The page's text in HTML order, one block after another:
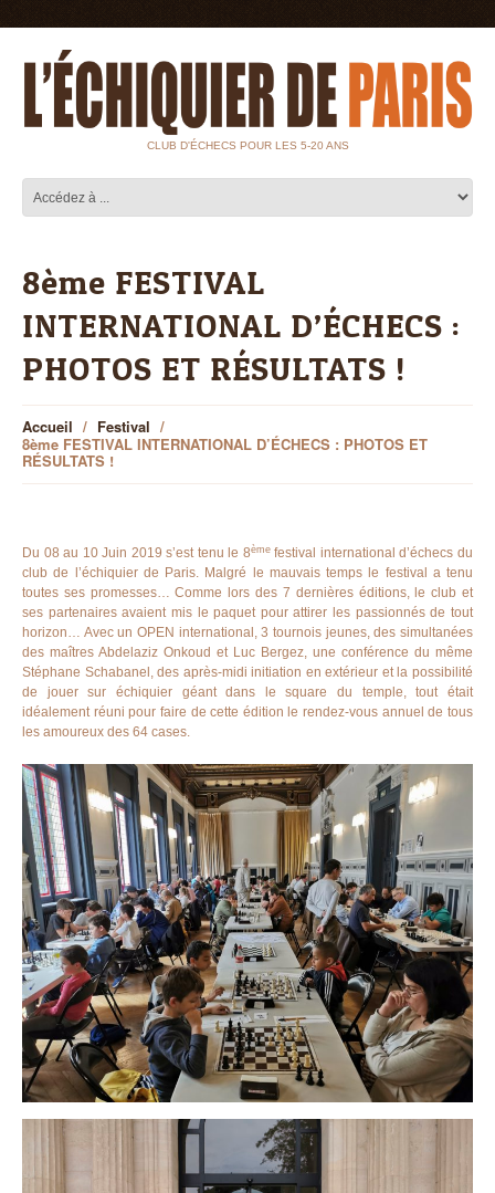
CLUB D'ÉCHECS POUR LES 5-20 ANS
8ème FESTIVAL
INTERNATIONAL D’ÉCHECS :
PHOTOS ET RÉSULTATS !
Accueil
Festival
8ème FESTIVAL INTERNATIONAL D’ÉCHECS : PHOTOS ET
RÉSULTATS !
Du 08 au 10 Juin 2019 s’est tenu le 8èmefestival international d’échecs du
club de l’échiquier de Paris. Malgré le mauvais temps le festival a tenu
toutes ses promesses… Comme lors des 7 dernières éditions, le club et
ses partenaires avaient mis le paquet pour attirer les passionnés de tout
horizon… Avec un OPEN international, 3 tournois jeunes, des simultanées
des maîtres Abdelaziz Onkoud et Luc Bergez, une conférence du même
Stéphane Schabanel, des après-midi initiation en extérieur et la possibilité
de jouer sur échiquier géant dans le square du temple, tout était
idéalement réuni pour faire de cette édition le rendez-vous annuel de tous
les amoureux des 64 cases.